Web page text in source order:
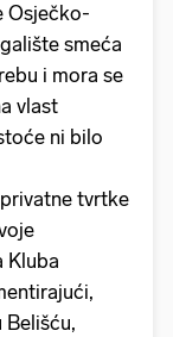
Osječko-
smeća
i mora se
vlast
ni bilo
tvrtke
Kluba